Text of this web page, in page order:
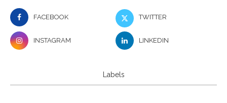
FACEBOOK TWITTER
INSTAGRAM LINKEDIN
Labels